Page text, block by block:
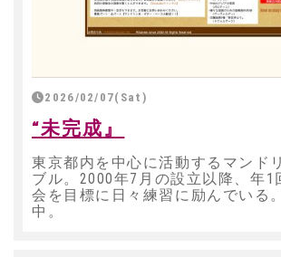
2026/02/07(Sat)
“未完成』
東京都内を中心に活動するマンド
ブル。2000年7月の設立以降、年1
会を目標に日々練習に励んでいる
中。